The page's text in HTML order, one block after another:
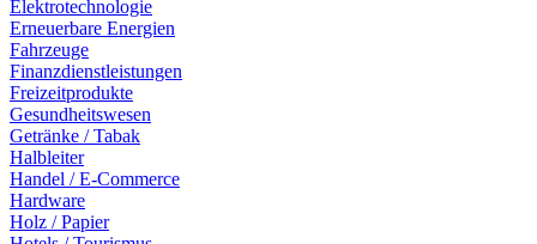
Elektrotechnologie
Erneuerbare Energien
Fahrzeuge
Finanzdienstleistungen
Freizeitprodukte
Gesundheitswesen
Getränke / Tabak
Halbleiter
Handel / E-Commerce
Hardware
Holz / Papier